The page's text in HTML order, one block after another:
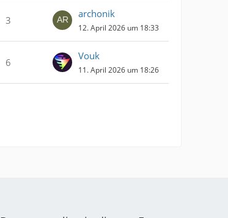
3
archonik
12. April 2026 um 18:33
6
Vouk
11. April 2026 um 18:26